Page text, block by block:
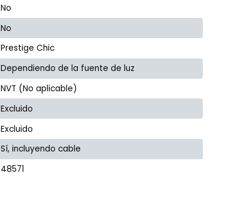
No
No
Prestige Chic
Dependiendo de la fuente de luz
NVT (No aplicable)
Excluido
Excluido
Sí, incluyendo cable
48571